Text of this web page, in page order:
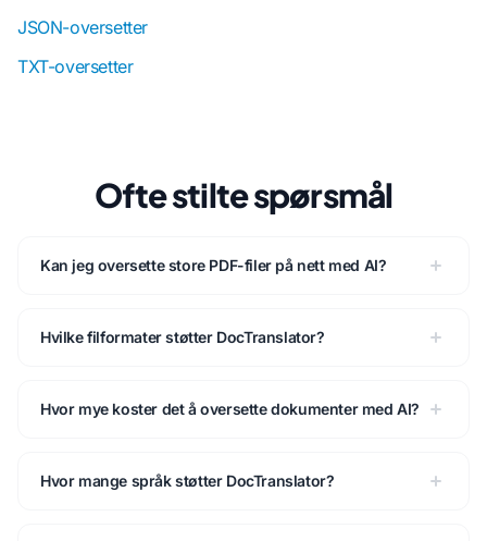
JSON-oversetter
TXT-oversetter
Ofte stilte spørsmål
Kan jeg oversette store PDF-filer på nett med AI?
Hvilke filformater støtter DocTranslator?
Hvor mye koster det å oversette dokumenter med AI?
Hvor mange språk støtter DocTranslator?